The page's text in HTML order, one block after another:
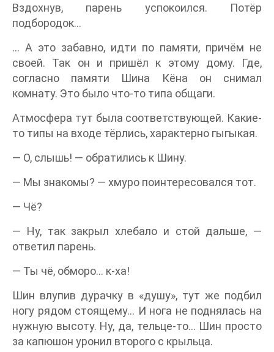
Вздохнув, парень успокоился. Потёр
подбородок…
… А это забавно, идти по памяти, причём не
своей. Так он и пришёл к этому дому. Где,
согласно памяти Шина Кёна он снимал
комнату. Это было что-то типа общаги.
Атмосфера тут была соответствующей. Какие-
то типы на входе тёрлись, характерно гыгыкая.
— О, слышь! — обратились к Шину.
— Мы знакомы? — хмуро поинтересовался тот.
— Чё?
— Ну, так закрыл хлебало и стой дальше, —
ответил парень.
— Ты чё, обморо… к-ха!
Шин влупив дурачку в «душу», тут же подбил
ногу рядом стоящему… И нога не поднялась на
нужную высоту. Ну, да, тельце-то… Шин просто
за капюшон уронил второго с крыльца.